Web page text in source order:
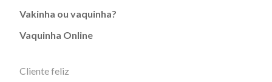
Vakinha ou vaquinha?
Vaquinha Online
Cliente feliz